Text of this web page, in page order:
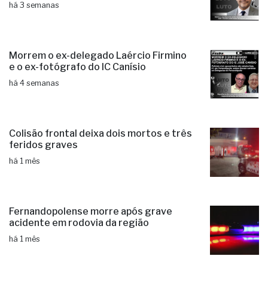
há 3 semanas
Morrem o ex-delegado Laércio Firmino
e o ex-fotógrafo do IC Canísio
há 4 semanas
Colisão frontal deixa dois mortos e três
feridos graves
há 1 mês
Fernandopolense morre após grave
acidente em rodovia da região
há 1 mês